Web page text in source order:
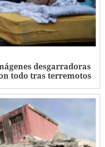
desgarradoras
todo tras terremotos